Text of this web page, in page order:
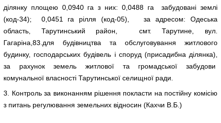
ділянку площею 0,0940 га з них: 0,0488 га забудовані землі
(код-34); 0,0451 га рілля (код-05), за адресом: Одеська
область, Тарутинський район, смт. Тарутине, вул.
Гагаріна,83.для будівництва та обслуговування житлового
будинку, господарських будівель і споруд (присадибна ділянка),
за рахунок земель житлової та громадської забудови
комунальної власності Тарутинської селищної ради.
3. Контроль за виконанням рішення покласти на постійну комісію
з питань регулювання земельних відносин (Кахчи В.Б.)